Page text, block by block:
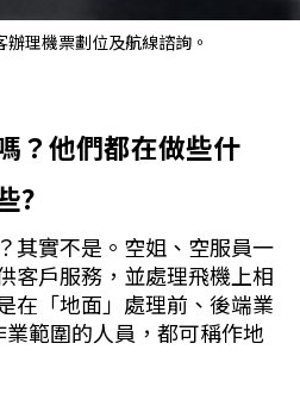
理機票劃位及航線諮詢。
？他們都在做些什
?
其實不是。空姐、空服員一
客戶服務，並處理飛機上相
在「地面」處理前、後端業
範圍的人員，都可稱作地